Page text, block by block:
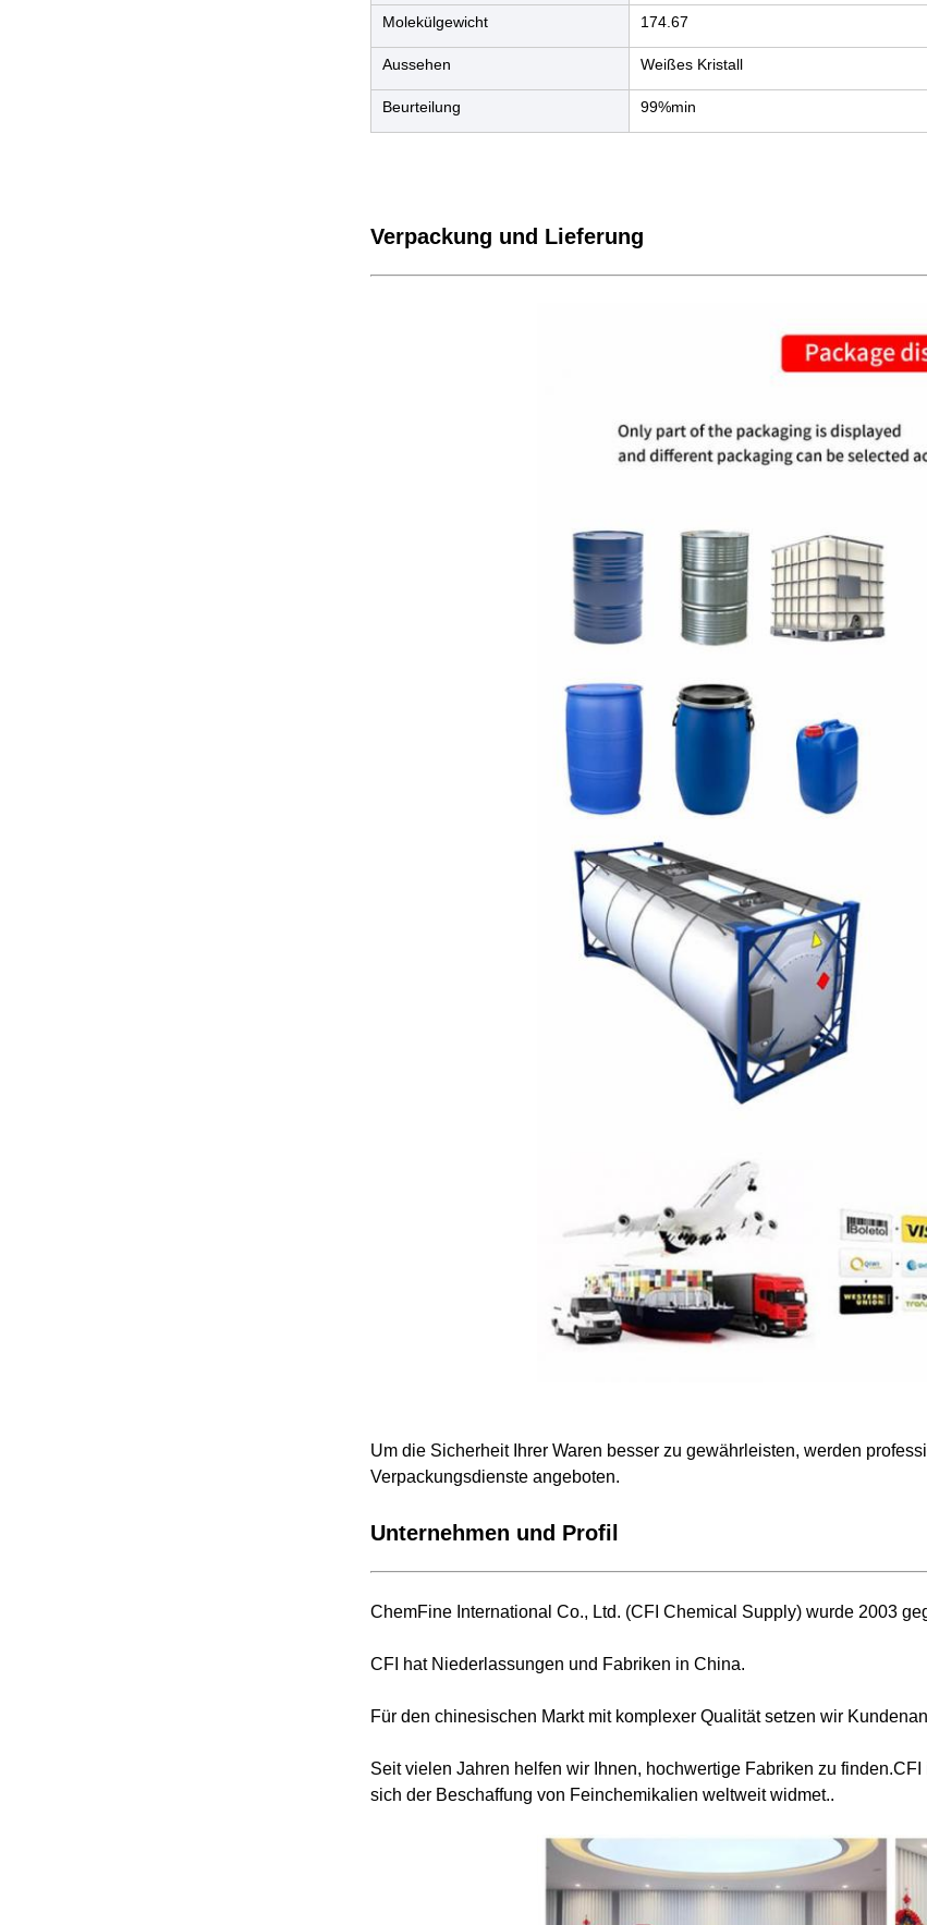
Molekülgewicht 174.67
Aussehen Weißes Kristall
Beurteilung 99%min
Verpackung und Lieferung
Um die Sicherheit Ihrer Waren besser zu gewährleisten, werden
Verpackungsdienste angeboten.
Unternehmen und Profil
ChemFine International Co., Ltd. (CFI Chemical Supply) wurde 2003
CFI hat Niederlassungen und Fabriken in China.
Für den chinesischen Markt mit komplexer Qualität setzen wir
Seit vielen Jahren helfen wir Ihnen, hochwertige Fabriken zu
sich der Beschaffung von Feinchemikalien weltweit widmet..